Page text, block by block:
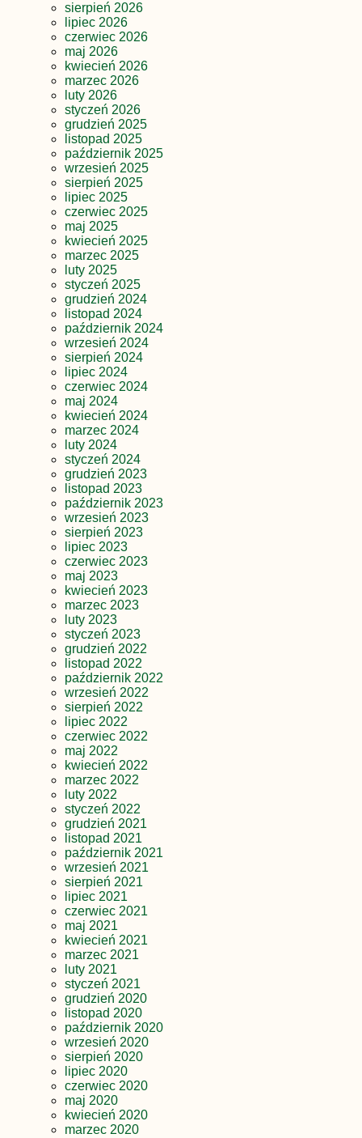
sierpień 2026
lipiec 2026
czerwiec 2026
maj 2026
kwiecień 2026
marzec 2026
luty 2026
styczeń 2026
grudzień 2025
listopad 2025
październik 2025
wrzesień 2025
sierpień 2025
lipiec 2025
czerwiec 2025
maj 2025
kwiecień 2025
marzec 2025
luty 2025
styczeń 2025
grudzień 2024
listopad 2024
październik 2024
wrzesień 2024
sierpień 2024
lipiec 2024
czerwiec 2024
maj 2024
kwiecień 2024
marzec 2024
luty 2024
styczeń 2024
grudzień 2023
listopad 2023
październik 2023
wrzesień 2023
sierpień 2023
lipiec 2023
czerwiec 2023
maj 2023
kwiecień 2023
marzec 2023
luty 2023
styczeń 2023
grudzień 2022
listopad 2022
październik 2022
wrzesień 2022
sierpień 2022
lipiec 2022
czerwiec 2022
maj 2022
kwiecień 2022
marzec 2022
luty 2022
styczeń 2022
grudzień 2021
listopad 2021
październik 2021
wrzesień 2021
sierpień 2021
lipiec 2021
czerwiec 2021
maj 2021
kwiecień 2021
marzec 2021
luty 2021
styczeń 2021
grudzień 2020
listopad 2020
październik 2020
wrzesień 2020
sierpień 2020
lipiec 2020
czerwiec 2020
maj 2020
kwiecień 2020
marzec 2020